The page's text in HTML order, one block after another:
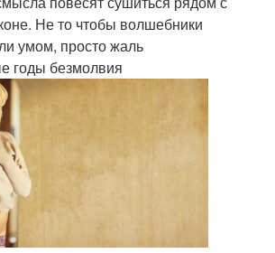
Не то чтобы волшебники
умом, просто жаль
годы безмолвия